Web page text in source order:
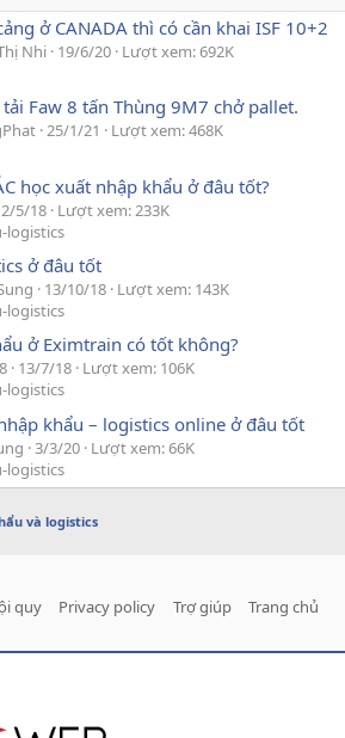
ở CANADA thì có cần khai ISF 10+2
Nhi 19/6/20 Lượt xem: 692K
tải Faw 8 tấn Thùng 9M7 chở pallet.
25/1/21
Lượt xem: 468K
học xuất nhập khẩu ở đâu tốt?
2/5/18 Lượt xem: 233K
logistics
ở đâu tốt
13/10/18 Lượt xem: 143K
logistics
ở Eximtrain có tốt không?
13/7/18 Lượt xem: 106K
logistics
khẩu – logistics online ở đâu tốt
3/3/20 Lượt xem: 66K
logistics
và logistics
quy Privacy policy Trợ giúp Trang chủ